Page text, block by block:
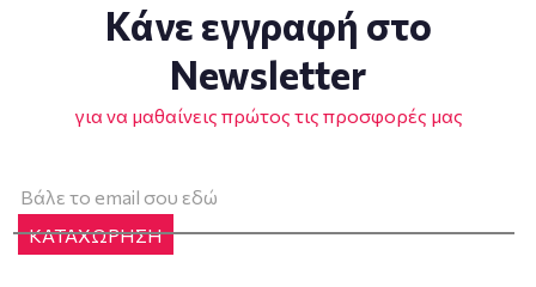
Κάνε εγγραφή στο
Newsletter
για να μαθαίνεις πρώτος τις προσφορές μας
ΚΑΤΑΧΩΡΗΣΗ